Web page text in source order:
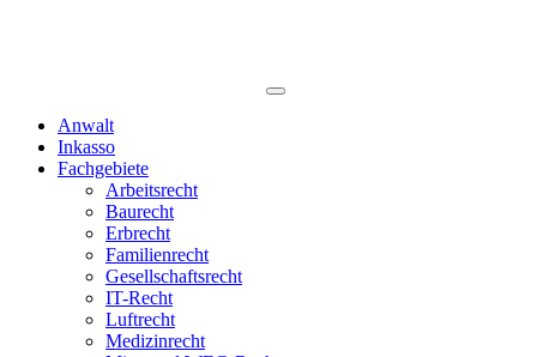
Anwalt
Inkasso
Fachgebiete
Arbeitsrecht
Baurecht
Erbrecht
Familienrecht
Gesellschaftsrecht
IT-Recht
Luftrecht
Medizinrecht